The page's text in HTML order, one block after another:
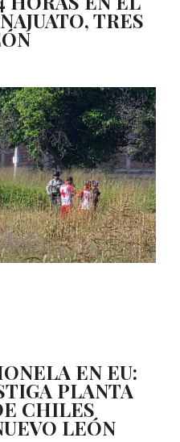
TRES
EN EU:
PLANTA
CHILES
LEÓN